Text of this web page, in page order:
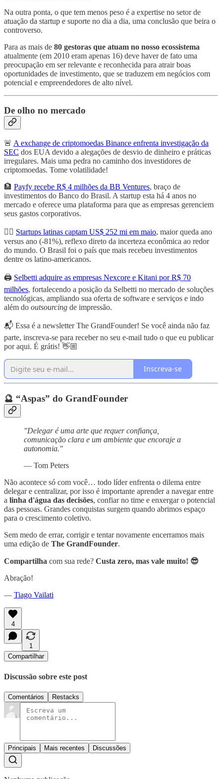
Na outra ponta, o que tem menos peso é a expertise no setor de
atuação da startup e suporte no dia a dia, uma conclusão que beira o
controverso.
Para as mais de 80 gestoras que atuam no nosso ecossistema
atualmente (em 2010 eram apenas 16) deve haver de fato uma
preocupação em ser relevante e reconhecida para atrair boas
oportunidades de investimento, que se traduzem em negócios com
potencial e empreendedores de alto nível.
De olho no mercado
🚨 A exchange de criptomoedas Binance enfrenta investigação da
SEC dos EUA devido a alegações de desvio de dinheiro e práticas
irregulares. Mais uma pedra no caminho dos investidores de
criptomoedas. Tome volatilidade!
🏦 Payfy recebe R$ 4 milhões da BB Ventures, braço de
investimentos do Banco do Brasil. A startup esta há 4 anos no
mercado e oferece uma plataforma para que as empresas gerenciem
seus gastos corporativos.
👎🏼 Startups latinas captam US$ 252 mi em maio, maior queda ano
versus ano (-81%), reflexo direto da incerteza econômica ao redor
do mundo. O Brasil foi o país que mais recebeu investimentos
dentre os latino-americanos.
🖨️ Selbetti adquire as empresas Nexcore e Kitani por R$ 70
milhões, fortalecendo a posição da Selbetti no mercado de soluções
tecnológicas, ampliando sua oferta de software e serviços e indo
além do outsourcing de impressão.
📬 Essa é a newsletter The GrandFounder! Se você ainda não faz
parte, inscreva-se para receber no seu e-mail tudo o que eu publicar
por aqui. É grátis! 👋🏼
Inscreva-se
🔮 “Aspas” do GrandFounder
"Delegar é uma arte que requer confiança,
comunicação clara e um ambiente que encoraje a
autonomia."
— Tom Peters
Não acontece só com você… todo líder enfrenta o dilema entre
delegar e centralizar, por isso é importante aprender a navegar entre
a linha d'água das decisões, confiar no time e enxergar o potencial
das pessoas. Grandes conquistas surgem quando abrimos espaço
para o crescimento coletivo.
Sem medo de errar, corrigir e tentar novamente encerramos mais
uma edição de The GrandFounder.
Compartilha com sua rede? Custa zero, mas vale muito! 😎
Abração!
— Tiago Vailati
4
1
Compartilhar
Discussão sobre este post
Comentários Restacks
Principais Mais recentes Discussões